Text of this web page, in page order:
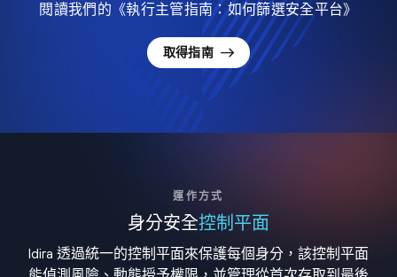
閱讀我們的《執行主管指南：如何篩選安全平台》
取得指南
運作方式
身分安全控制平面
Idira 透過統一的控制平面來保護每個身分，該控制平面